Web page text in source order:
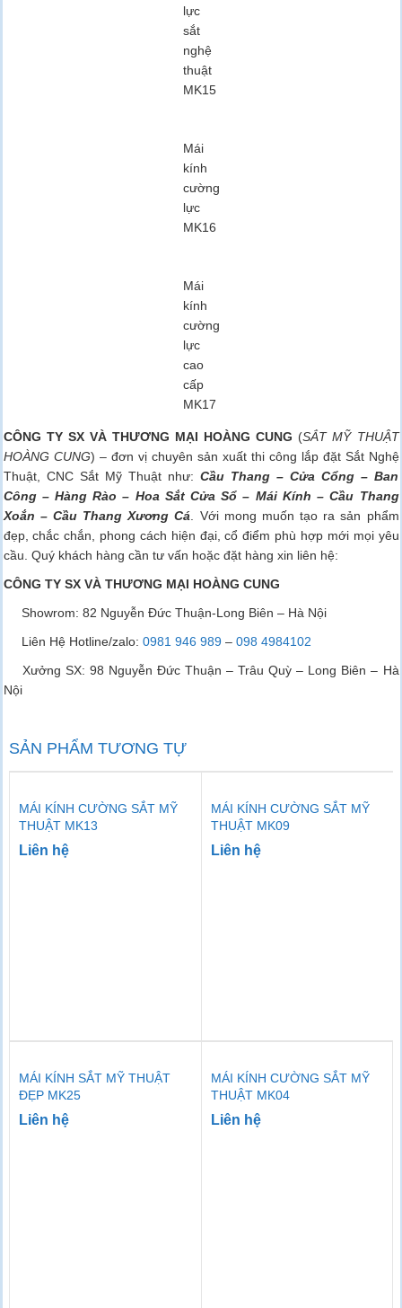
lực
sắt
nghệ
thuật
MK15
Mái
kính
cường
lực
MK16
Mái
kính
cường
lực
cao
cấp
MK17
CÔNG TY SX VÀ THƯƠNG MẠI HOÀNG CUNG (SẮT MỸ THUẬT
HOÀNG CUNG) – đơn vị chuyên sản xuất thi công lắp đặt Sắt Nghệ
Thuật, CNC Sắt Mỹ Thuật như: Cầu Thang – Cửa Cổng – Ban
Công – Hàng Rào – Hoa Sắt Cửa Sổ – Mái Kính – Cầu Thang
Xoắn – Cầu Thang Xương Cá. Với mong muốn tạo ra sản phẩm
đẹp, chắc chắn, phong cách hiện đại, cổ điểm phù hợp mới mọi yêu
cầu. Quý khách hàng cần tư vấn hoặc đặt hàng xin liên hệ:
CÔNG TY SX VÀ THƯƠNG MẠI HOÀNG CUNG
Showrom: 82 Nguyễn Đức Thuận-Long Biên – Hà Nội
Liên Hệ Hotline/zalo:0981 946 989–098 4984102
Xưởng SX: 98 Nguyễn Đức Thuận – Trâu Quỳ – Long Biên –
Hà Nội
SẢN PHẨM TƯƠNG TỰ
MÁI KÍNH CƯỜNG SẮT MỸ
THUẬT MK13
Liên hệ
MÁI KÍNH CƯỜNG SẮT MỸ
THUẬT MK09
Liên hệ
MÁI KÍNH SẮT MỸ THUẬT
ĐẸP MK25
Liên hệ
MÁI KÍNH CƯỜNG SẮT MỸ
THUẬT MK04
Liên hệ